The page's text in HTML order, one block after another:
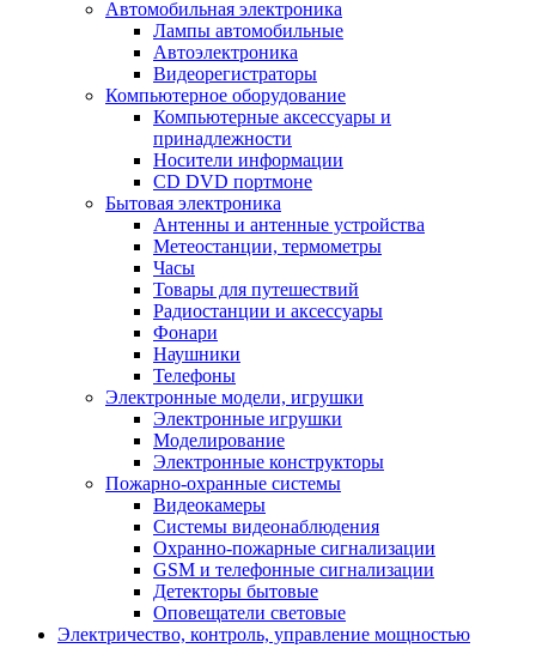
Автомобильная электроника
Лампы автомобильные
Автоэлектроника
Видеорегистраторы
Компьютерное оборудование
Компьютерные аксессуары и
принадлежности
Носители информации
CD DVD портмоне
Бытовая электроника
Антенны и антенные устройства
Метеостанции, термометры
Часы
Товары для путешествий
Радиостанции и аксессуары
Фонари
Наушники
Телефоны
Электронные модели, игрушки
Электронные игрушки
Моделирование
Электронные конструкторы
Пожарно-охранные системы
Видеокамеры
Системы видеонаблюдения
Охранно-пожарные сигнализации
GSM и телефонные сигнализации
Детекторы бытовые
Оповещатели световые
Электричество, контроль, управление мощностью